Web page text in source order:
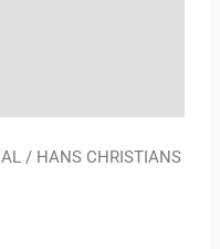
/ HANS CHRISTIANS